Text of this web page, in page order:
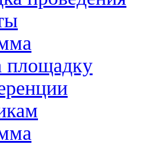
площадку